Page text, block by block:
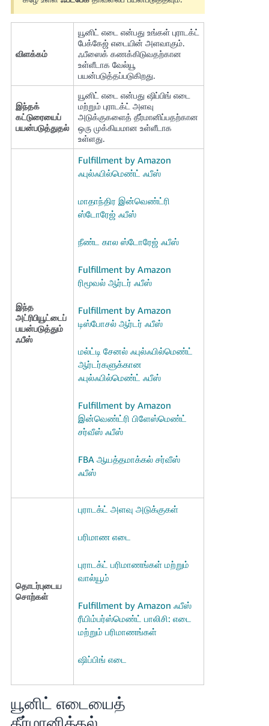
- FR
- IN
ไทย
-
- BR
中
Español
in
Sign
விளக்கம்
யூனிட் எடை என்பது உங்கள் புராடக்ட்
பேக்கேஜ் எடையின் அளவாகும்.
ஃபீஸைக் கணக்கிடுவதற்கான
உள்ளீடாக வேல்யூ
பயன்படுத்தப்படுகிறது.
இந்தக்
கட்டுரையைப்
பயன்படுத்துதல்
யூனிட் எடை என்பது ஷிப்பிங் எடை
மற்றும் புராடக்ட் அளவு
அடுக்குகளைத் தீர்மானிப்பதற்கான
ஒரு முக்கியமான உள்ளீடாக
உள்ளது.
இந்த
அட்ரிபியூட்டைப்
பயன்படுத்தும்
ஃபீஸ்
Fulfillment by Amazon
ஃபுல்ஃபில்மெண்ட் ஃபீஸ்
மாதாந்திர இன்வெண்ட்ரி
ஸ்டோரேஜ் ஃபீஸ்
நீண்ட கால ஸ்டோரேஜ் ஃபீஸ்
Fulfillment by Amazon
ரிமூவல் ஆர்டர் ஃபீஸ்
Fulfillment by Amazon
டிஸ்போசல் ஆர்டர் ஃபீஸ்
மல்ட்டி சேனல் ஃபுல்ஃபில்மெண்ட்
ஆர்டர்களுக்கான
ஃபுல்ஃபில்மெண்ட் ஃபீஸ்
Fulfillment by Amazon
இன்வெண்ட்ரி பிளேஸ்மெண்ட்
சர்வீஸ் ஃபீஸ்
FBA ஆயத்தமாக்கல் சர்வீஸ்
ஃபீஸ்
தொடர்புடைய
சொற்கள்
புராடக்ட் அளவு அடுக்குகள்
பரிமாண எடை
புராடக்ட் பரிமாணங்கள் மற்றும்
வால்யூம்
Fulfillment by Amazon ஃபீஸ்
ரீயிம்பர்ஸ்மெண்ட் பாலிசி: எடை
மற்றும் பரிமாணங்கள்
ஷிப்பிங் எடை
யூனிட் எடையைத்